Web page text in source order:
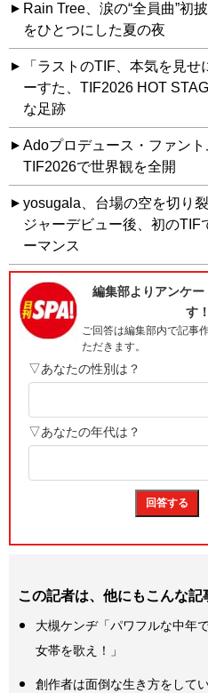
Rain Tree、涙の“全員曲”
をひとつにした夏の夜
「ラストのTIF、本気を見
ーすた、TIF2026 HOT
な足跡
Adoプロデュース・ファント
TIF2026で世界観を全開
yosugala、台場の空を切り
ジャーデビュー後、初のTIF
ーマンス
この記者は、他にもこんな
大槻ケンヂ「パワフルな中年
女帯を歌え！」
創作者は面倒な生き方をして